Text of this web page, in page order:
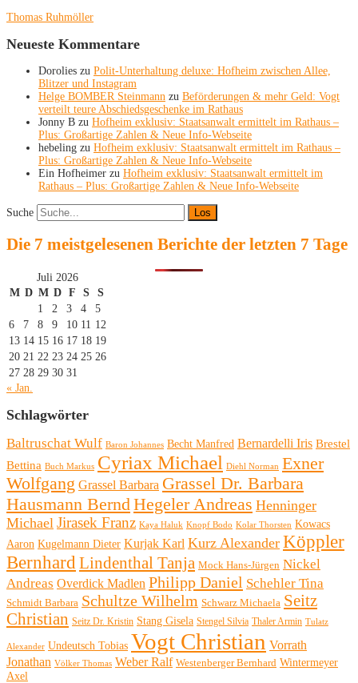
Thomas Ruhmöller
Neueste Kommentare
Dorolies zu Polit-Unterhaltung deluxe: Hofheim zwischen Allee,
Blitzer und Instagram
Helge BOMBER Steinmann zu Beförderungen & mehr Geld: Vogt
verteilt teure Abschiedsgeschenke im Rathaus
Jonny B zu Hofheim exklusiv: Staatsanwalt ermittelt im Rathaus –
Plus: Großartige Zahlen & Neue Info-Webseite
hebeling zu Hofheim exklusiv: Staatsanwalt ermittelt im Rathaus –
Plus: Großartige Zahlen & Neue Info-Webseite
Ein Hofheimer zu Hofheim exklusiv: Staatsanwalt ermittelt im
Rathaus – Plus: Großartige Zahlen & Neue Info-Webseite
Suche
Die 7 meistgelesenen Berichte der letzten 7 Tage
Juli 2026
M D M D F S
S
1
2 3 4
5
6
7 8 9 10 11 12
13 14 15 16 17 18 19
20 21 22 23 24 25 26
27 28 29 30 31
« Jan.
Schlagwörter
Baltruschat Wulf Baron Johannes Becht Manfred Bernardelli Iris Brestel
Bettina Buch Markus Cyriax Michael Diehl Norman Exner
Wolfgang Grassel Barbara Grassel Dr. Barbara
Hausmann Bernd Hegeler Andreas Henninger
Michael Jirasek Franz Kaya Haluk Knopf Bodo Kolar Thorsten Kowacs
Aaron Kugelmann Dieter Kurjak Karl Kurz Alexander Köppler
Bernhard Lindenthal Tanja Mock Hans-Jürgen Nickel
Andreas Overdick Madlen Philipp Daniel Schehler Tina
Schmidt Barbara Schultze Wilhelm Schwarz Michaela Seitz
Christian Seitz Dr. Kristin Stang Gisela Stengel Silvia Thaler Armin Tulatz
Alexander Undeutsch Tobias Vogt Christian Vorrath
Jonathan Völker Thomas Weber Ralf Westenberger Bernhard Wintermeyer
Axel